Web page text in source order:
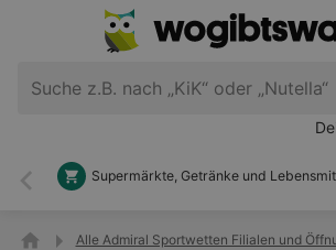
Zurück
Supermärkte, Getränke und
Alle Admiral Sportwetten Filialen und